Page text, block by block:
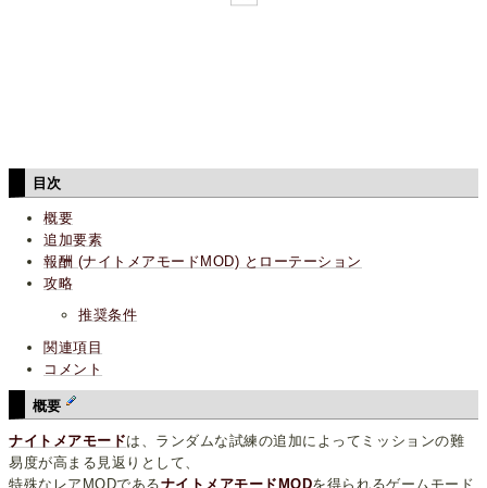
目次
概要
追加要素
報酬 (ナイトメアモードMOD) とローテーション
攻略
推奨条件
関連項目
コメント
概要
ナイトメアモードは、ランダムな試練の追加によってミッションの難
易度が高まる見返りとして、
特殊なレアMODであるナイトメアモードMODを得られるゲームモード